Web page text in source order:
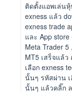
ติดตั้งแอพเล่น
exness แล้ว
exness trade
และ App
Meta Trader
MT5 เสร็จแล้
เลือก exness
นั้นๆ รหัสผ่าน
นั้นๆ แล้วคลิ๊ก